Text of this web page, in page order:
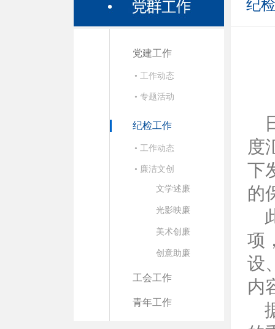
党建工作
• 工作动态
• 专题活动
纪检工作
• 工作动态
• 廉洁文创
文学述廉
光影映廉
美术创廉
创意助廉
工会工作
青年工作
纪
度
下
的
项
设
内